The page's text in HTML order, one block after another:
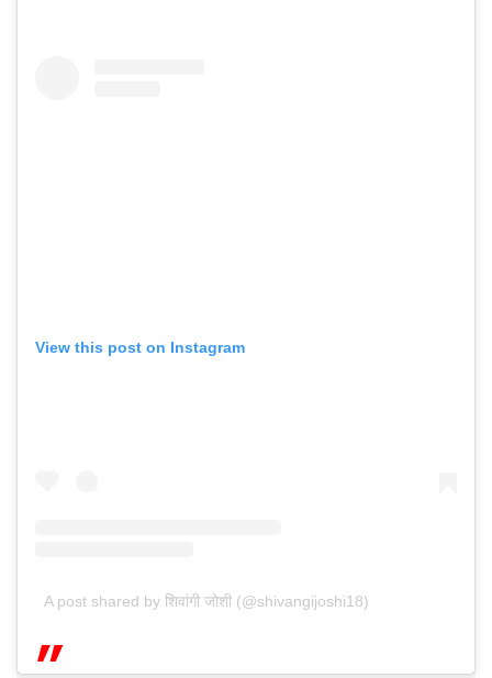
View this post on Instagram
A post shared by शिवांगी जोशी (@shivangijoshi18)